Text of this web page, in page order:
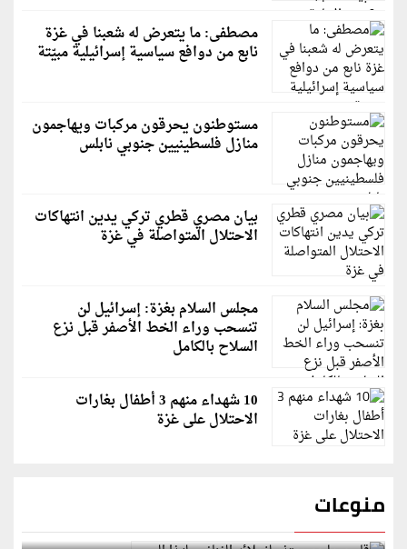
مصطفى: ما يتعرض له شعبنا في غزة
نابع من دوافع سياسية إسرائيلية مبيّتة
مستوطنون يحرقون مركبات ويهاجمون
منازل فلسطينيين جنوبي نابلس
بيان مصري قطري تركي يدين انتهاكات
الاحتلال المتواصلة في غزة
مجلس السلام بغزة: إسرائيل لن
تنسحب وراء الخط الأصفر قبل نزع
السلاح بالكامل
10 شهداء منهم 3 أطفال بغارات
الاحتلال على غزة
منوعات
قاسم ملحو يعتذر لزملائه الفنانين لهذا السبب